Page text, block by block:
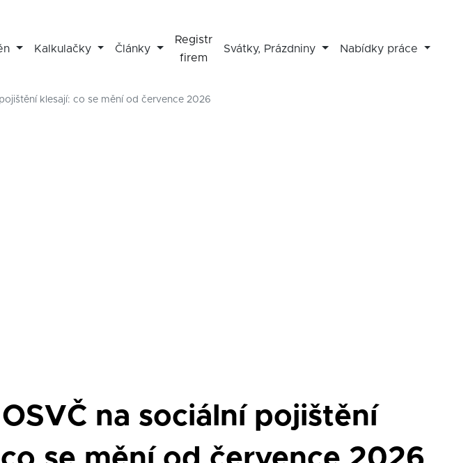
Kalkulačky Články
Registr
firem
Svátky, Prázdniny Nabídky práce
klesají: co se mění od července 2026
na sociální pojištění